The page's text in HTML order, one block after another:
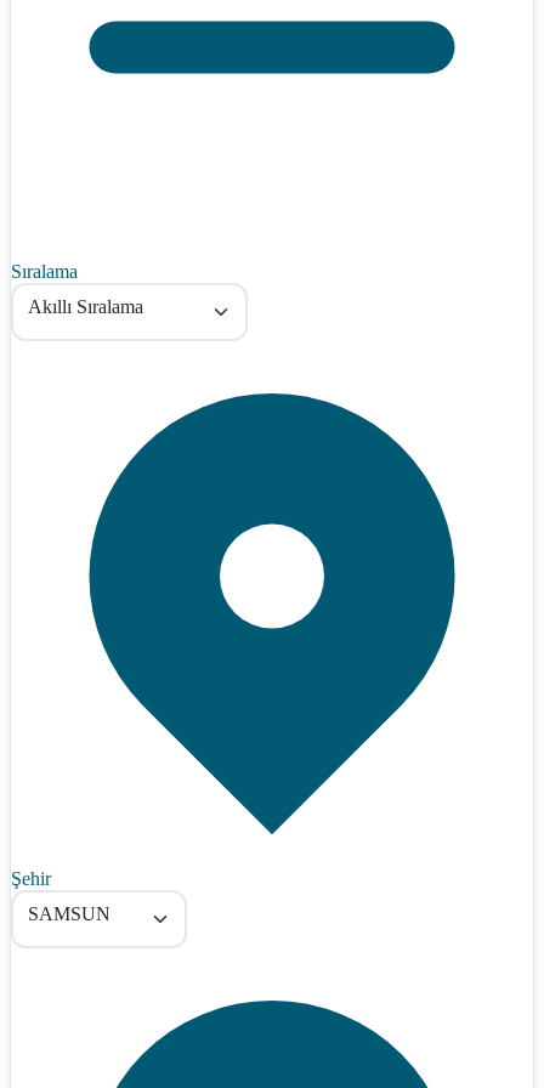
Sıralama
Akıllı Sıralama
Şehir
SAMSUN